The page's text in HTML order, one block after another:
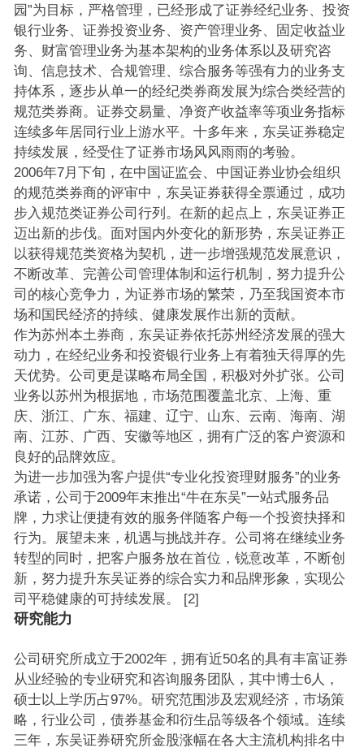
园”为目标，严格管理，已经形成了证券经纪业务、投资
银行业务、证券投资业务、资产管理业务、固定收益业
务、财富管理业务为基本架构的业务体系以及研究咨
询、信息技术、合规管理、综合服务等强有力的业务支
持体系，逐步从单一的经纪类券商发展为综合类经营的
规范类券商。证券交易量、净资产收益率等项业务指标
连续多年居同行业上游水平。十多年来，东吴证券稳定
持续发展，经受住了证券市场风风雨雨的考验。
2006年7月下旬，在中国证监会、中国证券业协会组织
的规范类券商的评审中，东吴证券获得全票通过，成功
步入规范类证券公司行列。在新的起点上，东吴证券正
迈出新的步伐。面对国内外变化的新形势，东吴证券正
以获得规范类资格为契机，进一步增强规范发展意识，
不断改革、完善公司管理体制和运行机制，努力提升公
司的核心竞争力，为证券市场的繁荣，乃至我国资本市
场和国民经济的持续、健康发展作出新的贡献。
作为苏州本土券商，东吴证券依托苏州经济发展的强大
动力，在经纪业务和投资银行业务上有着独天得厚的先
天优势。公司更是谋略布局全国，积极对外扩张。公司
业务以苏州为根据地，市场范围覆盖北京、上海、重
庆、浙江、广东、福建、辽宁、山东、云南、海南、湖
南、江苏、广西、安徽等地区，拥有广泛的客户资源和
良好的品牌效应。
为进一步加强为客户提供“专业化投资理财服务”的业务
承诺，公司于2009年末推出“牛在东吴”一站式服务品
牌，力求让便捷有效的服务伴随客户每一个投资抉择和
行为。展望未来，机遇与挑战并存。公司将在继续业务
转型的同时，把客户服务放在首位，锐意改革，不断创
新，努力提升东吴证券的综合实力和品牌形象，实现公
司平稳健康的可持续发展。 [2]
研究能力
公司研究所成立于2002年，拥有近50名的具有丰富证券
从业经验的专业研究和咨询服务团队，其中博士6人，
硕士以上学历占97%。研究范围涉及宏观经济，市场策
略，行业公司，债券基金和衍生品等级各个领域。连续
三年，东吴证券研究所金股涨幅在各大主流机构排名中